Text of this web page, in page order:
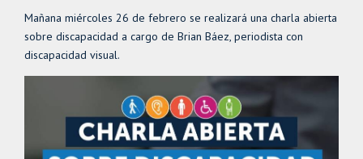
Mañana miércoles 26 de febrero se realizará una charla abierta
sobre discapacidad a cargo de Brian Báez, periodista con
discapacidad visual.